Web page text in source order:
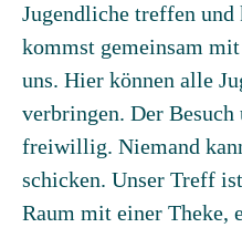
Jugendliche treffen und
kommst gemeinsam
uns. Hier können alle
verbringen. Der
freiwillig. Niemand
schicken. Unser Treff
Raum mit einer Theke,